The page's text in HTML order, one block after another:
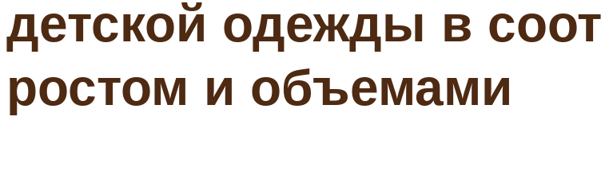
детской одежды в
ростом и объемами